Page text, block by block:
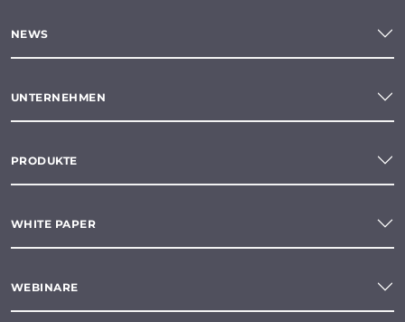
NEWS
UNTERNEHMEN
PRODUKTE
WHITE PAPER
WEBINARE